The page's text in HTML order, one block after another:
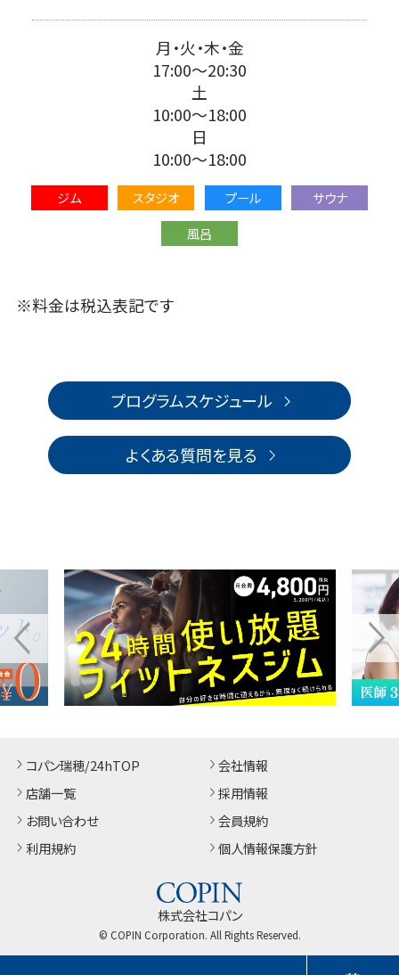
月・火・木・金
17:00～20:30
土
10:00～18:00
日
10:00～18:00
ジム スタジオ プール
サウナ
風呂
※料金は税込表記です
プログラムスケジュール
よくある質問を見る
コパン瑞穂/24hTOP
店舗一覧
お問い合わせ
利用規約
会社情報
採用情報
会員規約
個人情報保護方針
株式会社コパン
© COPIN Corporation. All Rights Reserved.